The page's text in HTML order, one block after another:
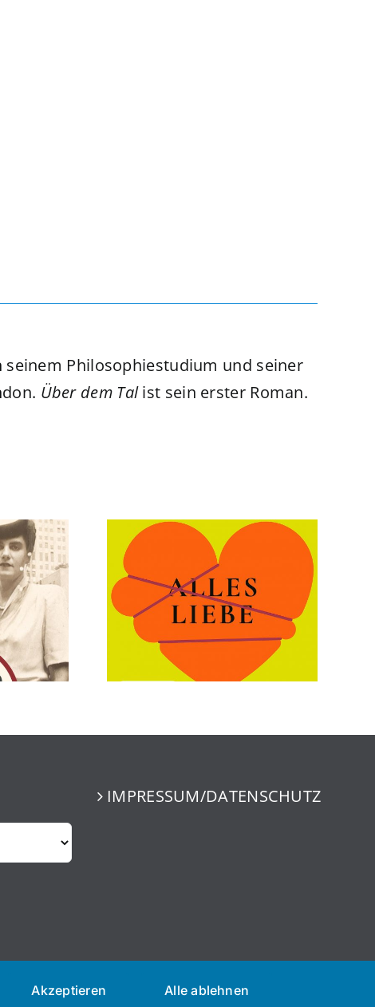
Philosophiestudium und seiner
Über dem Talist sein erster Roman.
IMPRESSUM/DATENSCHUTZ
Akzeptieren Alle ablehnen